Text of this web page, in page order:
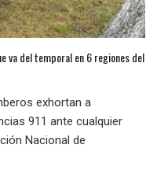
va del temporal en 6 regiones del
exhortan a
911 ante cualquier
Nacional de